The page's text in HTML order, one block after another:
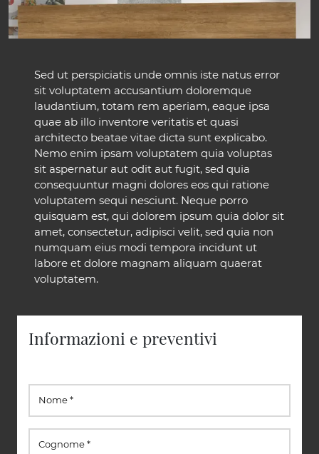
Sed ut perspiciatis unde omnis iste natus error
sit voluptatem accusantium doloremque
laudantium, totam rem aperiam, eaque ipsa
quae ab illo inventore veritatis et quasi
architecto beatae vitae dicta sunt explicabo.
Nemo enim ipsam voluptatem quia voluptas
sit aspernatur aut odit aut fugit, sed quia
consequuntur magni dolores eos qui ratione
voluptatem sequi nesciunt. Neque porro
quisquam est, qui dolorem ipsum quia dolor sit
amet, consectetur, adipisci velit, sed quia non
numquam eius modi tempora incidunt ut
labore et dolore magnam aliquam quaerat
voluptatem.
Informazioni e preventivi